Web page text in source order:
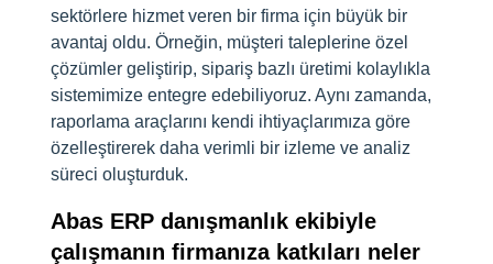
sektörlere hizmet veren bir firma için büyük bir
avantaj oldu. Örneğin, müşteri taleplerine özel
çözümler geliştirip, sipariş bazlı üretimi kolaylıkla
sistemimize entegre edebiliyoruz. Aynı zamanda,
raporlama araçlarını kendi ihtiyaçlarımıza göre
özelleştirerek daha verimli bir izleme ve analiz
süreci oluşturduk.
Abas ERP danışmanlık ekibiyle
çalışmanın firmanıza katkıları neler